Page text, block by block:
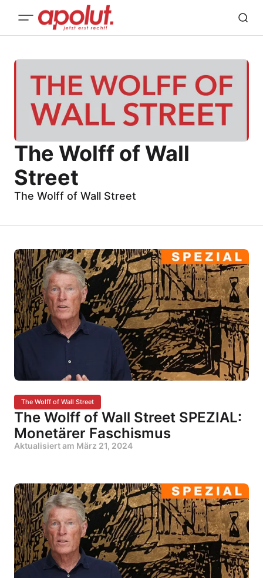
The Wolff of Wall
Street
The Wolff of Wall Street
The Wolff of Wall Street
The Wolff of Wall Street SPEZIAL:
Monetärer Faschismus
Aktualisiert am März 21, 2024